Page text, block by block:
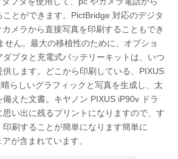
ことができます。PictBridge 対応のデジタ
メラから直接写真を印刷することもでき
せん。最大の移植性のために、オプショ
ダプタと充電式バッテリーキットは、いつ
します。どこから印刷している、PIXUS
らしいグラフィックと写真を生成し、太
えた文書。キヤノン PIXUS iP90v ドラ
い出に残るプリントになりますので、す
刷することが簡単になります簡単に
が含まれています。